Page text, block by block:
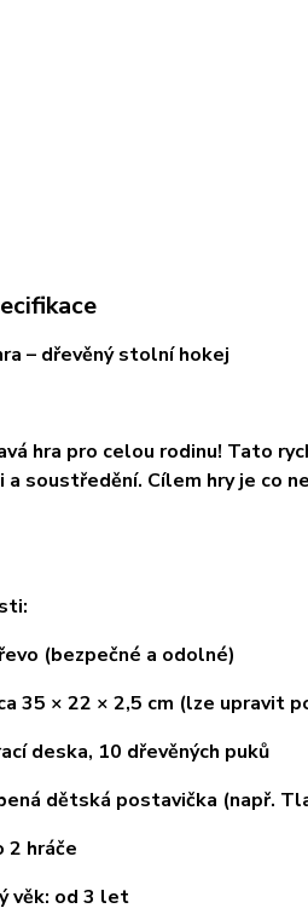
– dřevěný stolní hokej
hra pro celou rodinu! Tato
soustředění. Cílem hry je co
(bezpečné a odolné)
35 × 22 × 2,5 cm (lze upravit
deska, 10 dřevěných puků
dětská postavička (např.
hráče
věk: od 3 let